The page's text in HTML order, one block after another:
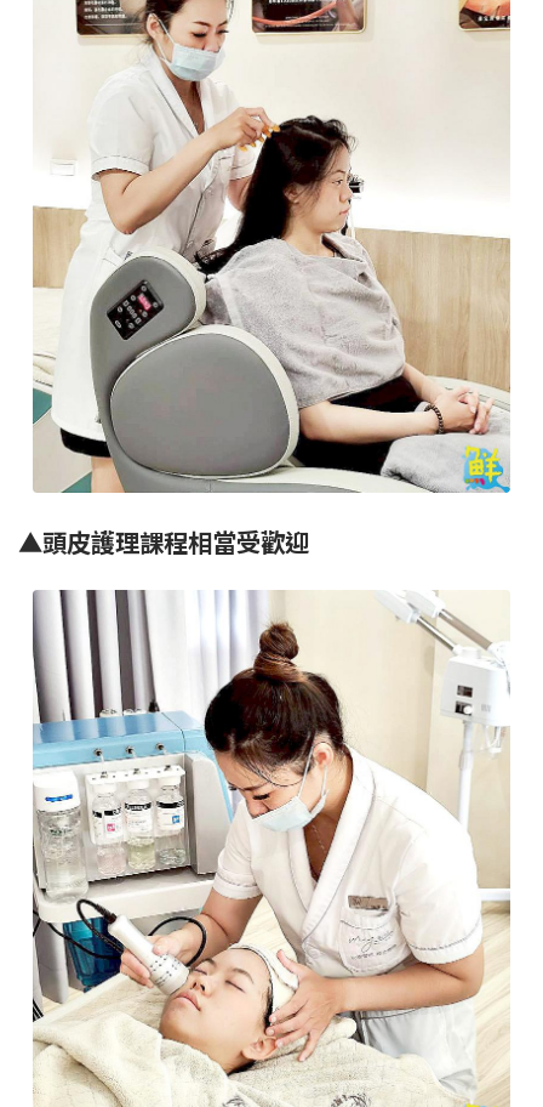
▲頭皮護理課程相當受歡迎